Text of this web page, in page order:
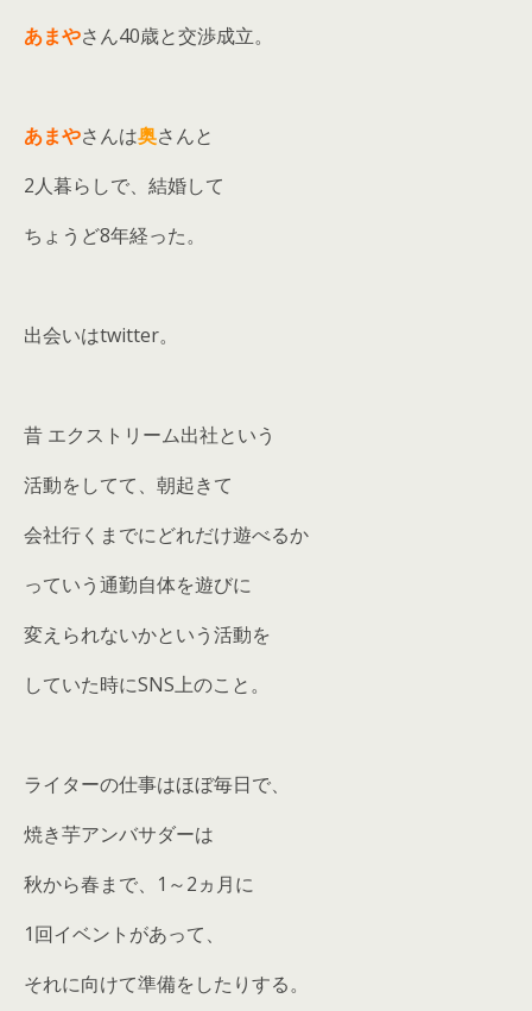
あまやさん40歳と交渉成立。
あまやさんは奥さんと
2人暮らしで、結婚して
ちょうど8年経った。
出会いはtwitter。
昔 エクストリーム出社という
活動をしてて、朝起きて
会社行くまでにどれだけ遊べるか
っていう通勤自体を遊びに
変えられないかという活動を
していた時にSNS上のこと。
ライターの仕事はほぼ毎日で、
焼き芋アンバサダーは
秋から春まで、1～2ヵ月に
1回イベントがあって、
それに向けて準備をしたりする。